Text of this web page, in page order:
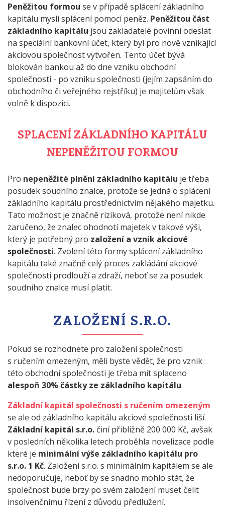
Peněžitou formou se v případě splácení základního
kapitálu myslí splácení pomocí peněz. Peněžitou část
základního kapitálu jsou zakladatelé povinni odeslat
na speciální bankovní účet, který byl pro nově vznikající
akciovou společnost vytvořen. Tento účet bývá
blokován bankou až do dne vzniku obchodní
společnosti - po vzniku společnosti (jejím zapsáním do
obchodního či veřejného rejstříku) je majitelům však
volně k dispozici.
SPLACENÍ ZÁKLADNÍHO KAPITÁLU
NEPENĚŽITOU FORMOU
Pro nepeněžité plnění základního kapitálu je třeba
posudek soudního znalce, protože se jedná o splácení
základního kapitálu prostřednictvím nějakého majetku.
Tato možnost je značně riziková, protože není nikde
zaručeno, že znalec ohodnotí majetek v takové výši,
který je potřebný pro založení a vznik akciové
společnosti. Zvolení této formy splácení základního
kapitálu také značně celý proces zakládání akciové
společnosti prodlouží a zdraží, neboť se za posudek
soudního znalce musí platit.
ZALOŽENÍ S.R.O.
Pokud se rozhodnete pro založení společnosti
s ručením omezeným, měli byste vědět, že pro vznik
této obchodní společnosti je třeba mít splaceno
alespoň 30% částky ze základního kapitálu.
Základní kapitál společnosti s ručením omezeným
se ale od základního kapitálu akciové společnosti liší.
Základní kapitál s.r.o. činí přibližně 200 000 Kč, avšak
v posledních několika letech proběhla novelizace podle
které je minimální výše základního kapitálu pro
s.r.o. 1 Kč. Založení s.r.o. s minimálním kapitálem se ale
nedoporučuje, neboť by se snadno mohlo stát, že
společnost bude brzy po svém založení muset čelit
insolvenčnímu řízení z důvodu předlužení.